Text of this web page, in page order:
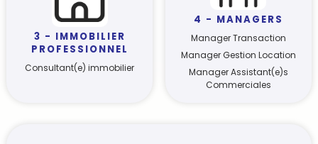
3 - IMMOBILIER
PROFESSIONNEL
Consultant(e) immobilier
4 - MANAGERS
Manager Transaction
Manager Gestion Location
Manager Assistant(e)s
Commerciales